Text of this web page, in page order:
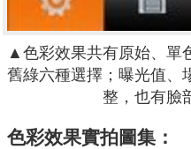
▲色彩效果共有原始、單
舊綠六種選擇；曝光值、
整，也有臉
色彩效果實拍圖集：